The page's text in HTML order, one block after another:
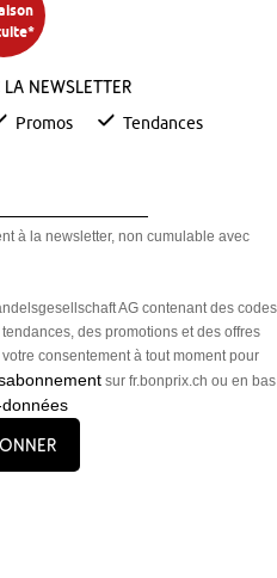
la newsletter
Promos Tendances
à la newsletter, non cumulable avec
AG contenant des codes
des promotions et des offres
consentement à tout moment pour
sur fr.bonprix.ch ou en bas